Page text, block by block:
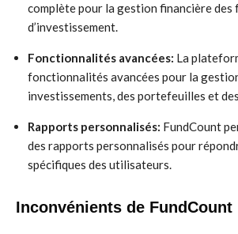
complète pour la gestion financière des
d’investissement.
Fonctionnalités avancées: La
fonctionnalités avancées pour la
investissements, des portefeuilles et
Rapports personnalisés: FundCount
des rapports personnalisés pour
spécifiques des utilisateurs.
Inconvénients de FundCount